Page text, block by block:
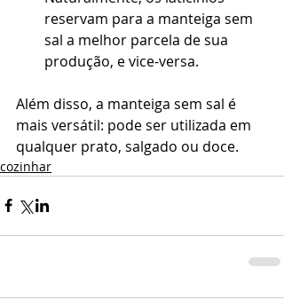
reservam para a manteiga sem
sal a melhor parcela de sua
produção, e vice-versa.
Além disso, a manteiga sem sal é
mais versátil: pode ser utilizada em
qualquer prato, salgado ou doce.
cozinhar